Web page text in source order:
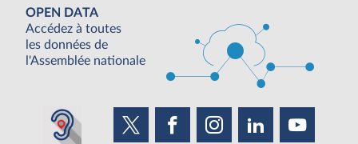
OPEN DATA
Accédez à toutes
les données de
l'Assemblée nationale